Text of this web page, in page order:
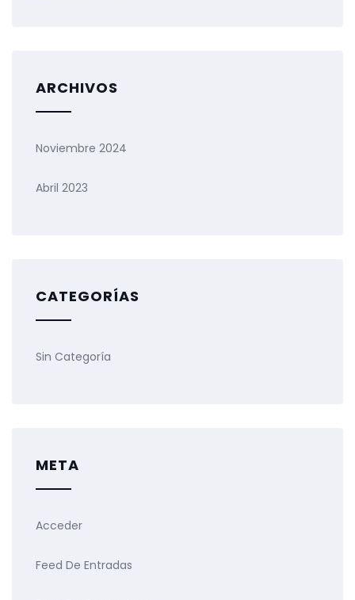
ARCHIVOS
Noviembre 2024
Abril 2023
CATEGORÍAS
Sin Categoría
META
Acceder
Feed De Entradas